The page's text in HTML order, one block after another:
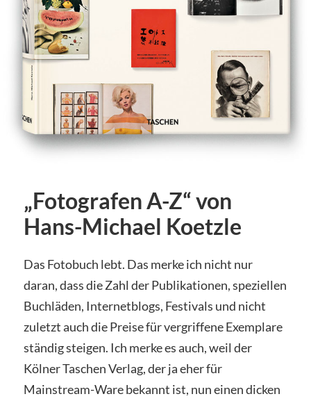
„Fotografen A-Z“ von
Hans-Michael Koetzle
Das Fotobuch lebt. Das merke ich nicht nur
daran, dass die Zahl der Publikationen, speziellen
Buchläden, Internetblogs, Festivals und nicht
zuletzt auch die Preise für vergriffene Exemplare
ständig steigen. Ich merke es auch, weil der
Kölner Taschen Verlag, der ja eher für
Mainstream-Ware bekannt ist, nun einen dicken